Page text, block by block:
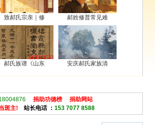
致郝氏宗亲｜修 郝姓修普常见难
郝氏族谱《山东 安庆郝氏家族清
捐助功德榜
捐助网站
斑主! 站长电话 ： 153 7077 8588